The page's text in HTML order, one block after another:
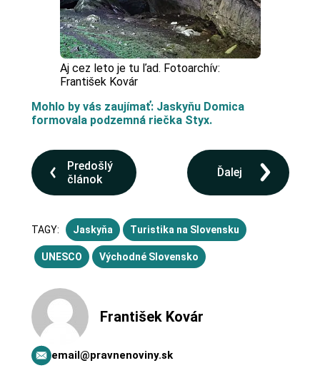
Aj cez leto je tu ľad. Fotoarchív:
František Kovár
Mohlo by vás zaujímať: Jaskyňu Domica
formovala podzemná riečka Styx.
Predošlý
článok
Ďalej
TAGY: Jaskyňa Turistika na Slovensku
UNESCO Východné Slovensko
František Kovár
email@pravnenoviny.sk